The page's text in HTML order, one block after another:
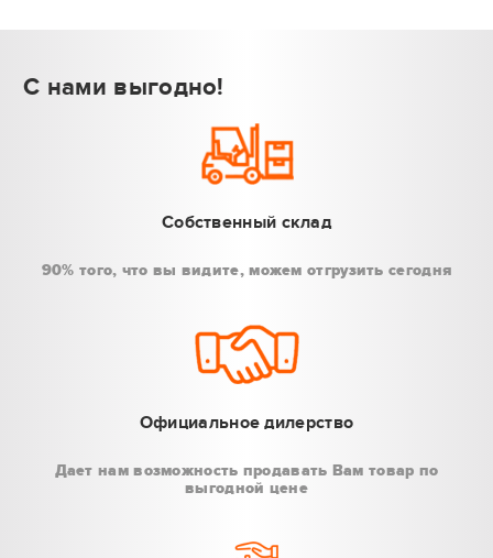
С нами выгодно!
Собственный склад
90% того, что вы видите, можем отгрузить сегодня
Официальное дилерство
Дает нам возможность продавать Вам товар по
выгодной цене